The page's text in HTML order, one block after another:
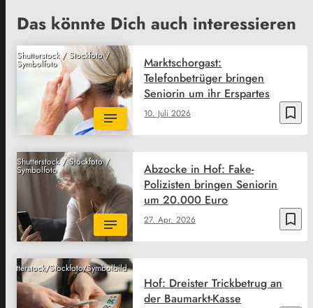
Das könnte Dich auch interessieren
Shutterstock / Stockfoto /
Symbolfoto
bookmark_border
10. Juli 2026
Marktschorgast:
Telefonbetrüger bringen
Seniorin um ihr Erspartes
Shutterstock / Stockfoto /
Symbolfoto
bookmark_border
27. Apr. 2026
Abzocke in Hof: Fake-
Polizisten bringen Seniorin
um 20.000 Euro
Shutterstock/Stockfoto/Symbolbild
Hof: Dreister Trickbetrug an
der Baumarkt-Kasse